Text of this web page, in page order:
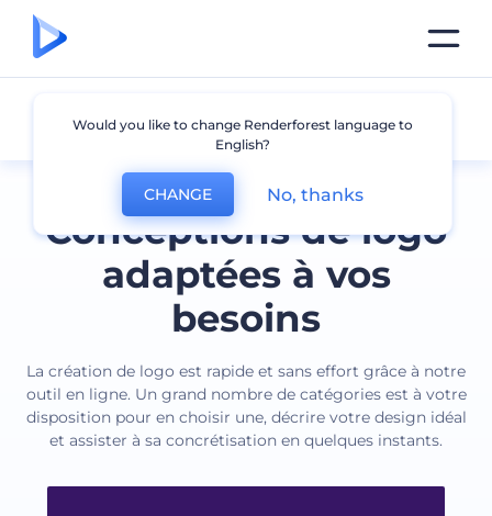
Conceptions de logo
adaptées à vos
besoins
La création de logo est rapide et sans effort grâce à notre
outil en ligne. Un grand nombre de catégories est à votre
disposition pour en choisir une, décrire votre design idéal
et assister à sa concrétisation en quelques instants.
Tous les logos
Would you like to change Renderforest language to
English?
CHANGE No, thanks